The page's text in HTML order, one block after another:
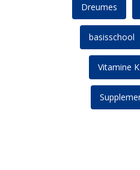
Dreumes
basisschool
Vitamine K